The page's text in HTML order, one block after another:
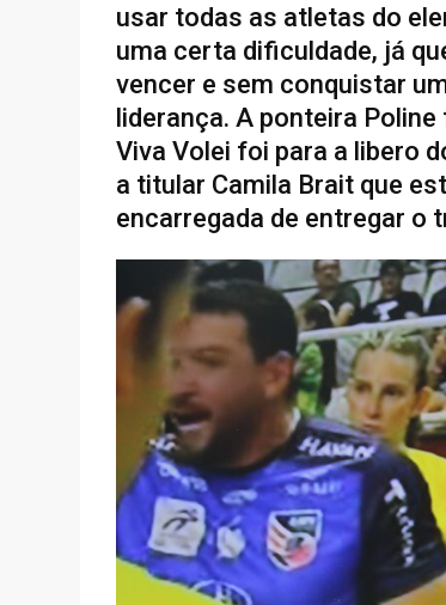
usar todas as atletas do
uma certa dificuldade, já
vencer e sem conquistar
liderança. A ponteira
Viva Volei foi para a libero
a titular Camila Brait que
encarregada de entregar o